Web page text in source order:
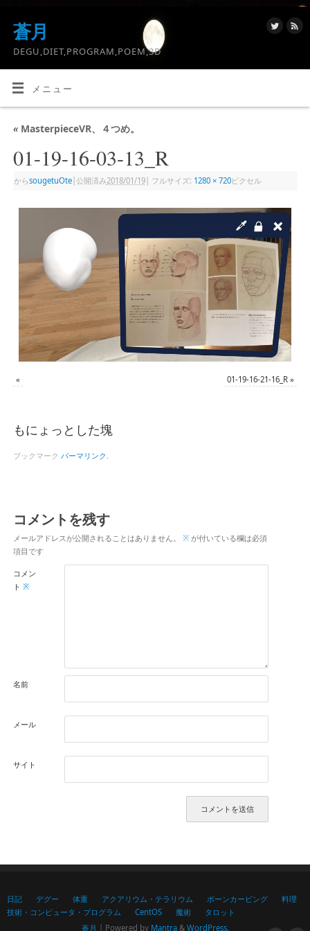
蒼月
DEGU,DIET,PROGRAM,POEM,3D
メニュー
«MasterpieceVR、４つめ。
01-19-16-03-13_R
からsougetuOte| 公開済み2018/01/19| フルサイズ: 1280 × 720ピクセル
« 01-19-16-21-16_R »
もにょっとした塊
ブックマーク パーマリンク .
コメントを残す
メールアドレスが公開されることはありません。 ※が付いている欄は必須
項目です
コメン
ト ※
名前
メール
サイト
日記 デグー 体重 アクアリウム・テラリウム ボーンカービング
料理
技術・コンピュータ・プログラム
CentOS 魔術
タロット
蒼月 | Powered by Mantra& WordPress.